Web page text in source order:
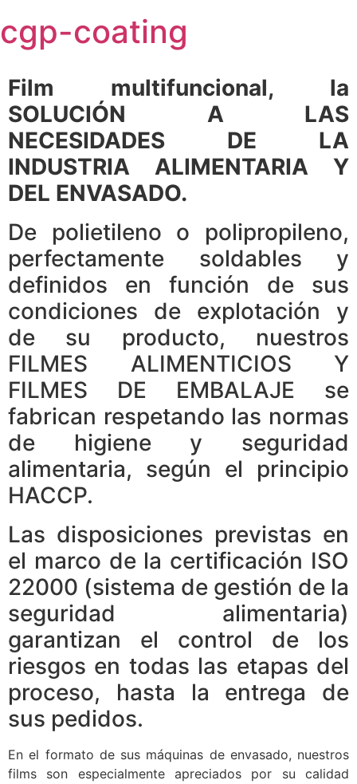
to
content
cgp-coating
Film multifuncional, la
SOLUCIÓN A LAS
NECESIDADES DE LA
INDUSTRIA ALIMENTARIA Y
DEL ENVASADO.
De polietileno o polipropileno,
perfectamente soldables y
definidos en función de sus
condiciones de explotación y
de su producto, nuestros
FILMES ALIMENTICIOS Y
FILMES DE EMBALAJE se
fabrican respetando las normas
de higiene y seguridad
alimentaria, según el principio
HACCP.
Las disposiciones previstas en
el marco de la certificación ISO
22000 (sistema de gestión de la
seguridad alimentaria)
garantizan el control de los
riesgos en todas las etapas del
proceso, hasta la entrega de
sus pedidos.
En el formato de sus máquinas de envasado, nuestros
films son especialmente apreciados por su calidad